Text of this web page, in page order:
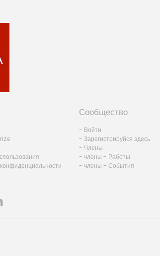
Сообщество
- Войти
- Зарегистрируйся здесь
- Члены
- члены - Работы
- члены - События